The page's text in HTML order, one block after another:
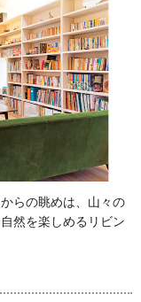
らの眺めは、山々の
然を楽しめるリビン